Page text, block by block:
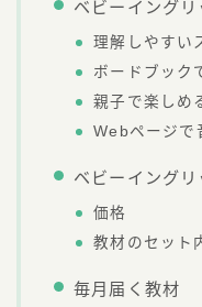
ベビーイング
理解しやすい
ボードブック
親子で楽しめ
Webページで
ベビーイング
価格
教材のセット
毎月届く教材